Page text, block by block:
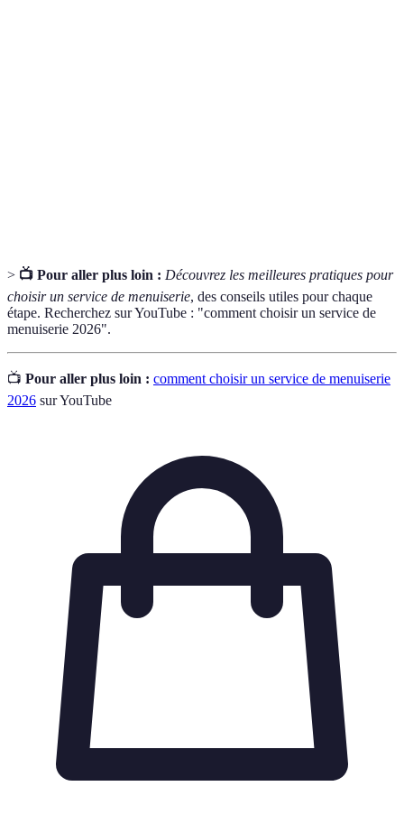
> 📺 Pour aller plus loin : Découvrez les meilleures pratiques pour
choisir un service de menuiserie, des conseils utiles pour chaque
étape. Recherchez sur YouTube : "comment choisir un service de
menuiserie 2026".
📺 Pour aller plus loin : comment choisir un service de menuiserie
2026 sur YouTube